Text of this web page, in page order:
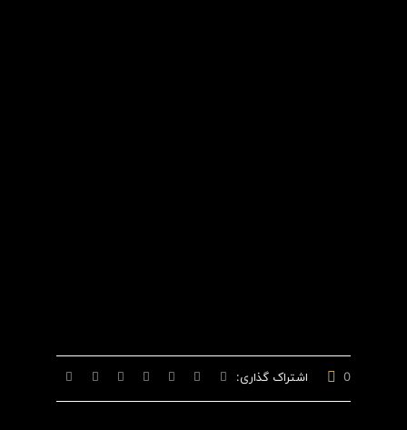
اشتراک گذاری: 0